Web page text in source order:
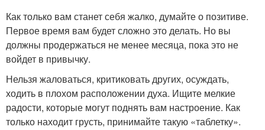
Как только вам станет себя жалко, думайте о позитиве.
Первое время вам будет сложно это делать. Но вы
должны продержаться не менее месяца, пока это не
войдет в привычку.
Нельзя жаловаться, критиковать других, осуждать,
ходить в плохом расположении духа. Ищите мелкие
радости, которые могут поднять вам настроение. Как
только находит грусть, принимайте такую «таблетку».